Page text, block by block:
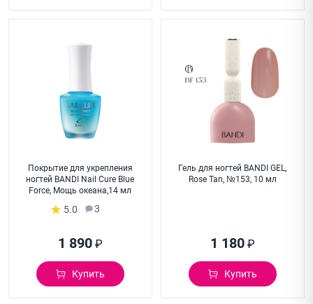
Покрытие для укрепления
ногтей BANDI Nail Cure Blue
Force, Мощь океана,14 мл
5.0 3
1 890₽
Купить
Гель для ногтей BANDI GEL,
Rose Tan, №153, 10 мл
1 180₽
Купить